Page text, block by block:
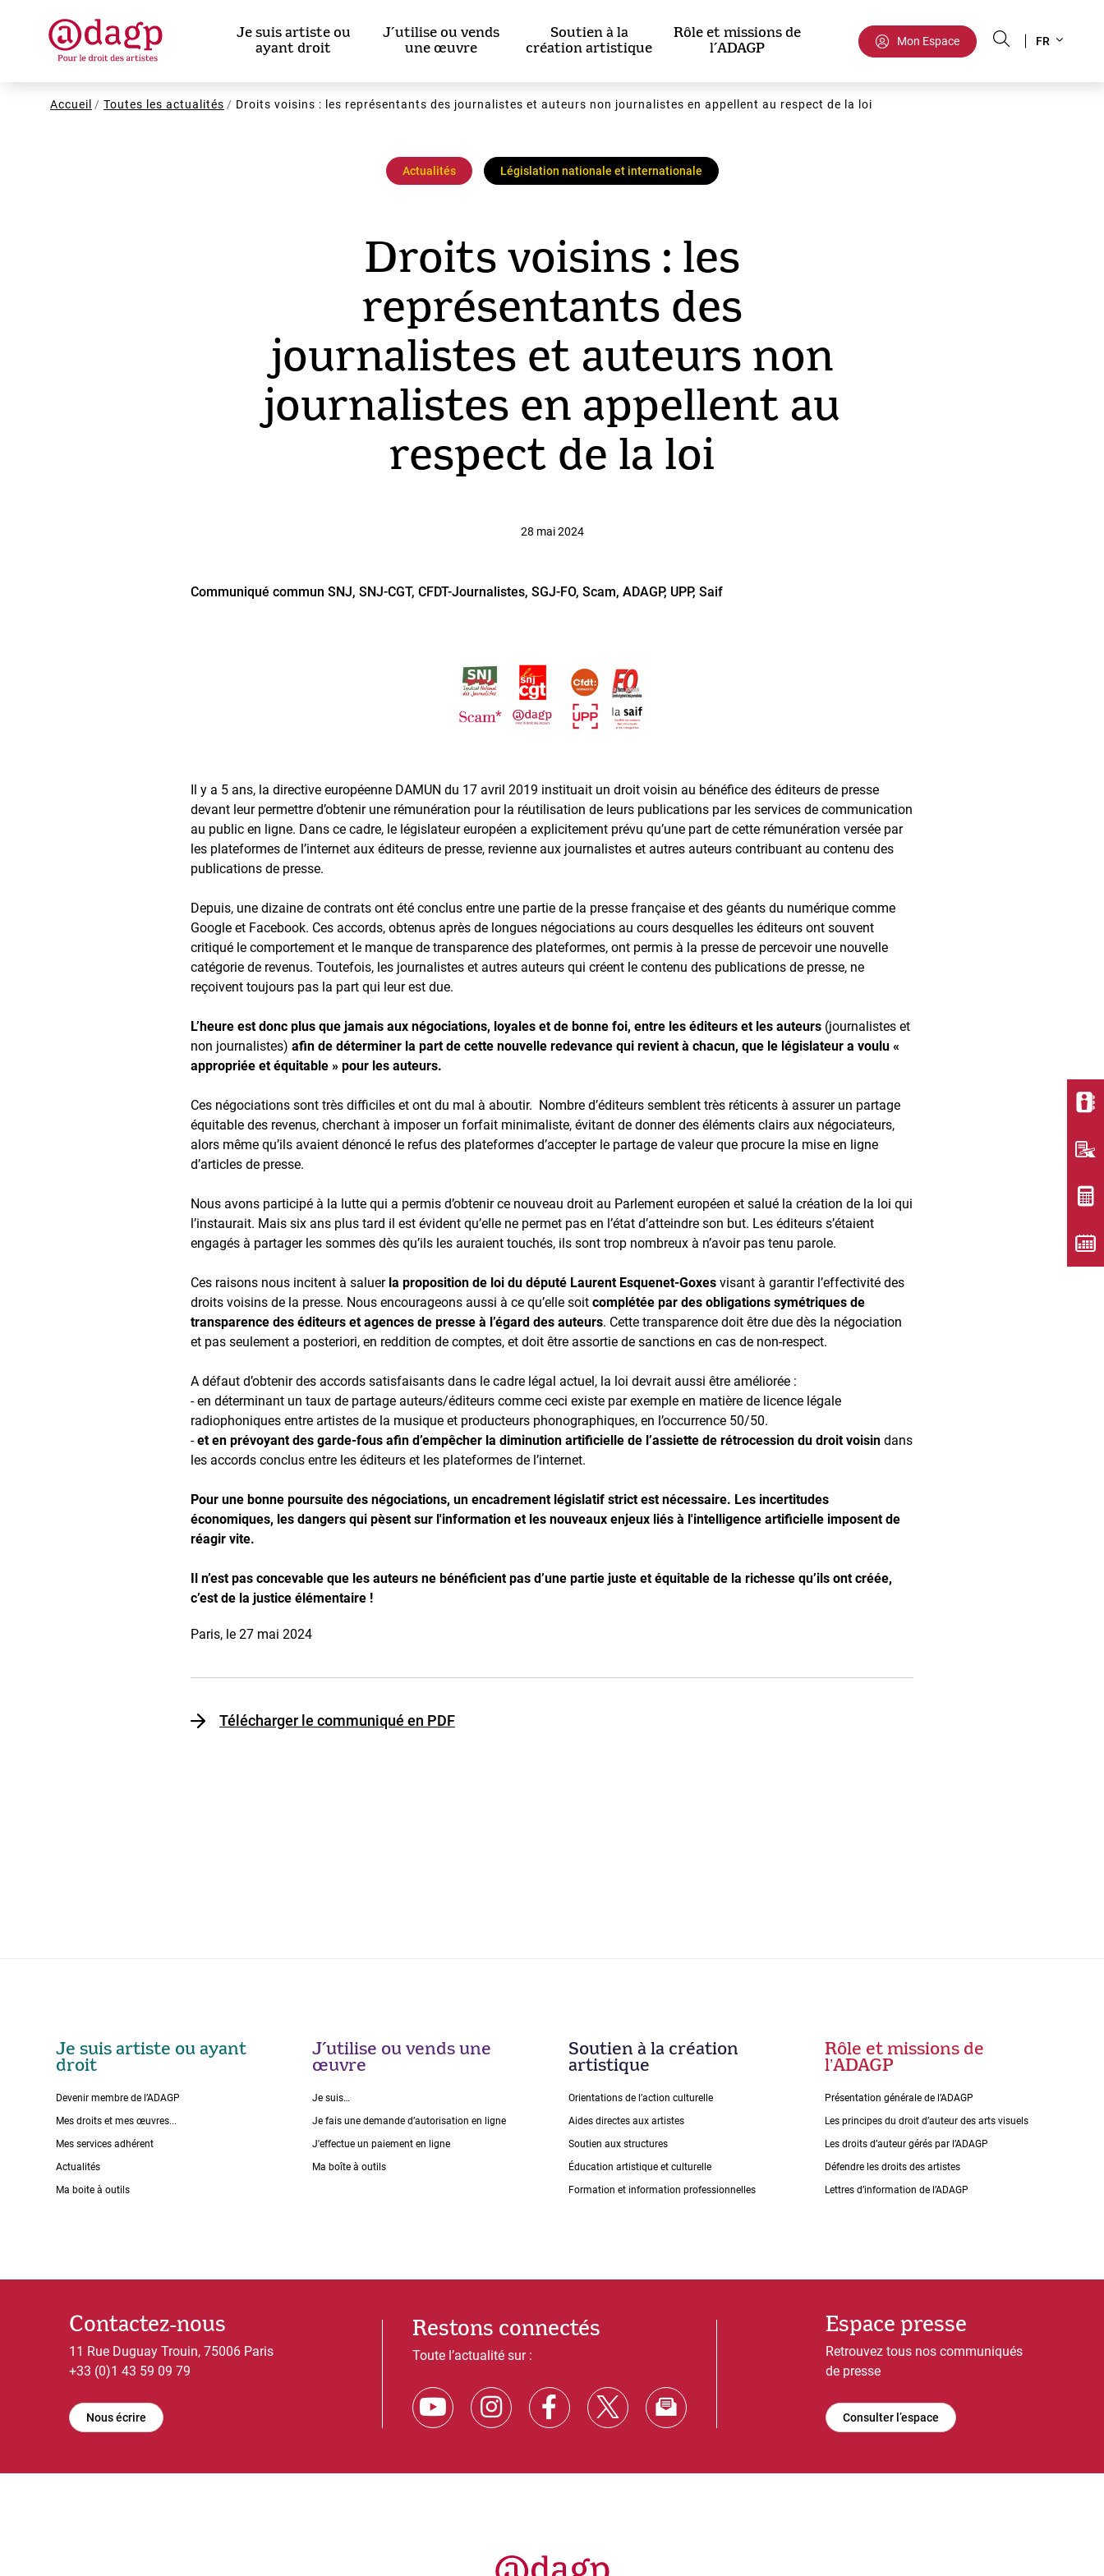
Je suis artiste ou
ayant droit
J’utilise ou vends
une œuvre
Soutien à la
création artistique
Rôle et missions de
l’ADAGP
Mon Espace
your
FR
Fil
Accueil Toutes les actualités Droits voisins : les représentants des journalistes et auteurs non journalistes en appellent au respect de la loi
Actualités Législation nationale et internationale
Droits voisins : les
représentants des
journalistes et auteurs non
journalistes en appellent au
respect de la loi
28 mai 2024
Communiqué commun SNJ, SNJ-CGT, CFDT-Journalistes, SGJ-FO, Scam, ADAGP, UPP, Saif
Il y a 5 ans, la directive européenne DAMUN du 17 avril 2019 instituait un droit voisin au bénéfice des éditeurs de presse
devant leur permettre d’obtenir une rémunération pour la réutilisation de leurs publications par les services de communication
au public en ligne. Dans ce cadre, le législateur européen a explicitement prévu qu’une part de cette rémunération versée par
les plateformes de l’internet aux éditeurs de presse, revienne aux journalistes et autres auteurs contribuant au contenu des
publications de presse.
Depuis, une dizaine de contrats ont été conclus entre une partie de la presse française et des géants du numérique comme
Google et Facebook. Ces accords, obtenus après de longues négociations au cours desquelles les éditeurs ont souvent
critiqué le comportement et le manque de transparence des plateformes, ont permis à la presse de percevoir une nouvelle
catégorie de revenus. Toutefois, les journalistes et autres auteurs qui créent le contenu des publications de presse, ne
reçoivent toujours pas la part qui leur est due.
L’heure est donc plus que jamais aux négociations, loyales et de bonne foi, entre les éditeurs et les auteurs (journalistes et
non journalistes) afin de déterminer la part de cette nouvelle redevance qui revient à chacun, que le législateur a voulu «
appropriée et équitable » pour les auteurs.
Ces négociations sont très difficiles et ont du mal à aboutir. Nombre d’éditeurs semblent très réticents à assurer un partage
équitable des revenus, cherchant à imposer un forfait minimaliste, évitant de donner des éléments clairs aux négociateurs,
alors même qu’ils avaient dénoncé le refus des plateformes d’accepter le partage de valeur que procure la mise en ligne
d’articles de presse.
Nous avons participé à la lutte qui a permis d’obtenir ce nouveau droit au Parlement européen et salué la création de la loi qui
l’instaurait. Mais six ans plus tard il est évident qu’elle ne permet pas en l’état d’atteindre son but. Les éditeurs s’étaient
engagés à partager les sommes dès qu’ils les auraient touchés, ils sont trop nombreux à n’avoir pas tenu parole.
Ces raisons nous incitent à saluerla proposition de loi du député Laurent Esquenet-Goxes visant à garantir l’effectivité des
droits voisins de la presse. Nous encourageons aussi à ce qu’elle soit complétée par des obligations symétriques de
transparence des éditeurs et agences de presse à l’égard des auteurs. Cette transparence doit être due dès la négociation
et pas seulement a posteriori, en reddition de comptes, et doit être assortie de sanctions en cas de non-respect.
A défaut d’obtenir des accords satisfaisants dans le cadre légal actuel, la loi devrait aussi être améliorée :
- en déterminant un taux de partage auteurs/éditeurs comme ceci existe par exemple en matière de licence légale
radiophoniques entre artistes de la musique et producteurs phonographiques, en l’occurrence 50/50.
-et en prévoyant des garde-fous afin d’empêcher la diminution artificielle de l’assiette de rétrocession du droit voisin dans
les accords conclus entre les éditeurs et les plateformes de l’internet.
Pour une bonne poursuite des négociations, un encadrement législatif strict est nécessaire. Les incertitudes
économiques, les dangers qui pèsent sur l'information et les nouveaux enjeux liés à l'intelligence artificielle imposent de
réagir vite.
Il n’est pas concevable que les auteurs ne bénéficient pas d’une partie juste et équitable de la richesse qu’ils ont créée,
c’est de la justice élémentaire !
Paris, le 27 mai 2024
Télécharger le communiqué en PDF
Je suis artiste ou ayant
droit
Devenir membre de l’ADAGP
Mes droits et mes œuvres...
Mes services adhérent
Actualités
Ma boite à outils
J’utilise ou vends une
œuvre
Je suis…
Je fais une demande dʼautorisation en ligne
J'effectue un paiement en ligne
Ma boîte à outils
Soutien à la création
artistique
Orientations de lʼaction culturelle
Aides directes aux artistes
Soutien aux structures
Éducation artistique et culturelle
Formation et information professionnelles
Rôle et missions de
lʼADAGP
Présentation générale de l’ADAGP
Les principes du droit dʼauteur des arts visuels
Les droits dʼauteur gérés par lʼADAGP
Défendre les droits des artistes
Lettres dʼinformation de lʼADAGP
Contactez-nous
11 Rue Duguay Trouin, 75006 Paris
+33 (0)1 43 59 09 79
Nous écrire
Restons connectés
Toute l’actualité sur :
Espace presse
Retrouvez tous nos communiqués
de presse
Consulter l’espace